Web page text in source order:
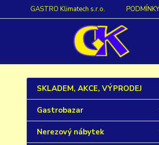
GASTRO Klimatech s.r.o.
SKLADEM, AKCE, VÝPRODEJ
Gastrobazar
Nerezový nábytek